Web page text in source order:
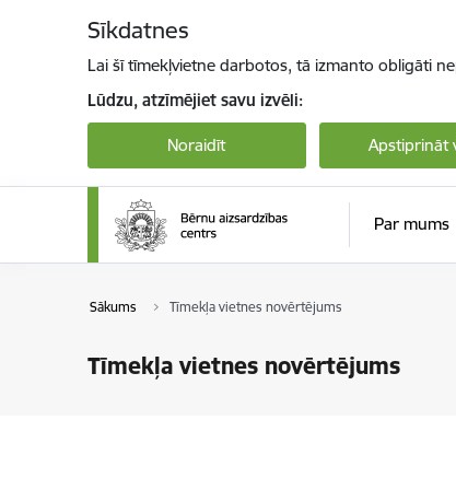
Sīkdatnes
Lai šī tīmekļvietne darbotos, tā izmanto obligāti
Lūdzu, atzīmējiet savu izvēli:
Noraidīt Apstiprināt
Par mums
Sākums Tīmekļa vietnes novērtējums
Tīmekļa vietnes novērtējums